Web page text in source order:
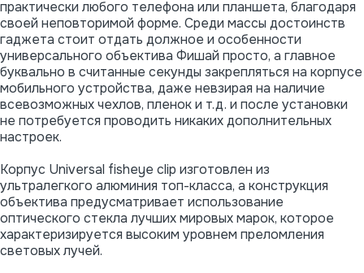
практически любого телефона или планшета, благодаря
своей неповторимой форме. Среди массы достоинств
гаджета стоит отдать должное и особенности
универсального объектива Фишай просто, а главное
буквально в считанные секунды закрепляться на корпусе
мобильного устройства, даже невзирая на наличие
всевозможных чехлов, пленок и т.д. и после установки
не потребуется проводить никаких дополнительных
настроек.
Корпус Universal fisheye clip изготовлен из
ультралегкого алюминия топ-класса, а конструкция
объектива предусматривает использование
оптического стекла лучших мировых марок, которое
характеризируется высоким уровнем преломления
световых лучей.